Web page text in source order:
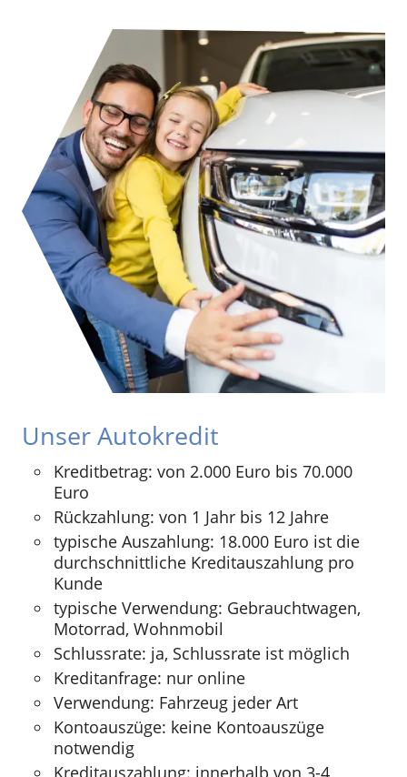
Unser Autokredit
Kreditbetrag: von 2.000 Euro bis 70.000
Euro
Rückzahlung: von 1 Jahr bis 12 Jahre
typische Auszahlung: 18.000 Euro ist die
durchschnittliche Kreditauszahlung pro
Kunde
typische Verwendung: Gebrauchtwagen,
Motorrad, Wohnmobil
Schlussrate: ja, Schlussrate ist möglich
Kreditanfrage: nur online
Verwendung: Fahrzeug jeder Art
Kontoauszüge: keine Kontoauszüge
notwendig
Kreditauszahlung: innerhalb von 3-4